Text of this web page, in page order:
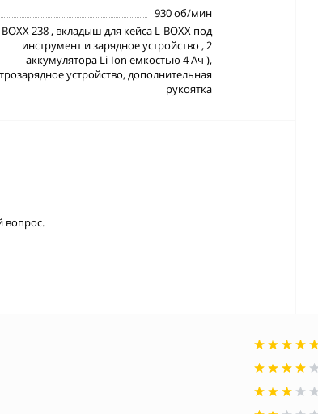
930 об/мин
BOXX 238 , вкладыш для кейса L-BOXX под
инструмент и зарядное устройство , 2
аккумулятора Li-Ion емкостью 4 Ач ),
устройство, дополнительная
рукоятка
вопрос.